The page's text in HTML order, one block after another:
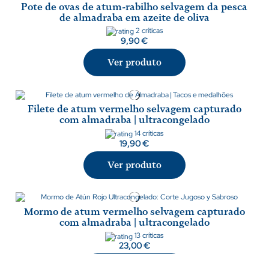
Pote de ovas de atum-rabilho selvagem da pesca
de almadraba em azeite de oliva
2 críticas
9,90 €
Ver produto
Filete de atum vermelho selvagem capturado
com almadraba | ultracongelado
14 críticas
19,90 €
Ver produto
Mormo de atum vermelho selvagem capturado
com almadraba | ultracongelado
13 críticas
23,00 €